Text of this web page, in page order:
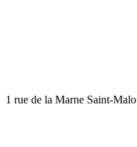
1 rue de la Marne Saint-Malo